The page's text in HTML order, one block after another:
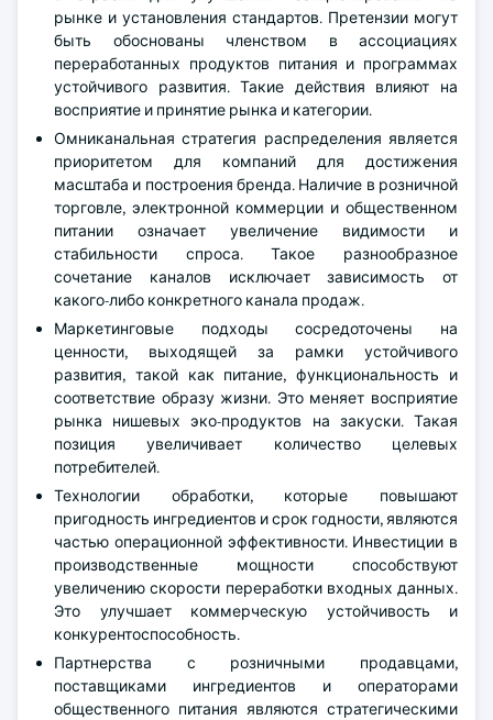
рынке и установления стандартов. Претензии могут
быть обоснованы членством в ассоциациях
переработанных продуктов питания и программах
устойчивого развития. Такие действия влияют на
восприятие и принятие рынка и категории.
Омниканальная стратегия распределения является
приоритетом для компаний для достижения
масштаба и построения бренда. Наличие в розничной
торговле, электронной коммерции и общественном
питании означает увеличение видимости и
стабильности спроса. Такое разнообразное
сочетание каналов исключает зависимость от
какого-либо конкретного канала продаж.
Маркетинговые подходы сосредоточены на
ценности, выходящей за рамки устойчивого
развития, такой как питание, функциональность и
соответствие образу жизни. Это меняет восприятие
рынка нишевых эко-продуктов на закуски. Такая
позиция увеличивает количество целевых
потребителей.
Технологии обработки, которые повышают
пригодность ингредиентов и срок годности, являются
частью операционной эффективности. Инвестиции в
производственные мощности способствуют
увеличению скорости переработки входных данных.
Это улучшает коммерческую устойчивость и
конкурентоспособность.
Партнерства с розничными продавцами,
поставщиками ингредиентов и операторами
общественного питания являются стратегическими